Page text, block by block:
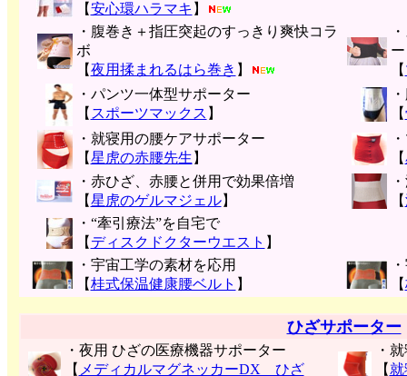
【安心環ハラマキ 】
・腹巻き＋指圧突起のすっきり爽快コラ
ボ
【夜用揉まれるはら巻き 】
ー
【
・パンツ一体型サポーター
【 スポーツマックス 】
【
・就寝用の腰ケアサポーター
【星虎の赤腰先生 】
【
・赤ひざ、赤腰と併用で効果倍増
【星虎のゲルマジェル】
【
・“牽引療法”を自宅で
【 ディスクドクターウエスト 】
・宇宙工学の素材を応用
【桂式保温健康腰ベルト 】
【
ひざサポーター
・夜用 ひざの医療機器サポーター
【 メディカルマグネッカーDX ひざ
・
【